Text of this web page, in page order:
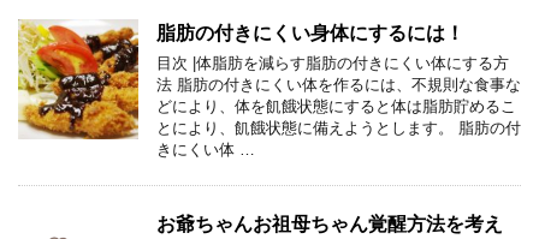
脂肪の付きにくい身体にするには！
目次 |体脂肪を減らす脂肪の付きにくい体にする方
法 脂肪の付きにくい体を作るには、不規則な食事な
どにより、体を飢餓状態にすると体は脂肪貯めるこ
とにより、飢餓状態に備えようとします。 脂肪の付
きにくい体 …
お爺ちゃんお祖母ちゃん覚醒方法を考え